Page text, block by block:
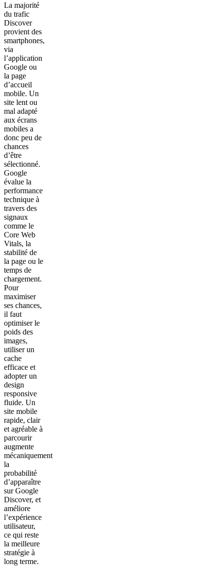
La majorité
du trafic
Discover
provient des
smartphones,
via
l’application
Google ou
la page
d’accueil
mobile. Un
site lent ou
mal adapté
aux écrans
mobiles a
donc peu de
chances
d’être
sélectionné.
Google
évalue la
performance
technique à
travers des
signaux
comme le
Core Web
Vitals, la
stabilité de
la page ou le
temps de
chargement.
Pour
maximiser
ses chances,
il faut
optimiser le
poids des
images,
utiliser un
cache
efficace et
adopter un
design
responsive
fluide. Un
site mobile
rapide, clair
et agréable à
parcourir
augmente
mécaniquement
la
probabilité
d’apparaître
sur Google
Discover, et
améliore
l’expérience
utilisateur,
ce qui reste
la meilleure
stratégie à
long terme.